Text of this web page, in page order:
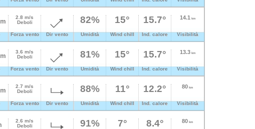
2.8 m/s
Deboli
Forza vento Dir vento
82%
Umidità
15°
Wind chill
15.7°
Ind. calore
14.1 km
Visibilità
3.6 m/s
Deboli
Forza vento Dir vento
81%
Umidità
15°
Wind chill
15.7°
Ind. calore
13.3km
Visibilità
2.7 m/s
Deboli
Forza vento Dir vento
88%
Umidità
11°
Wind chill
12.2°
Ind. calore
80 km
Visibilità
2.6 m/s
Deboli
91% 7° 8.4° 80 km